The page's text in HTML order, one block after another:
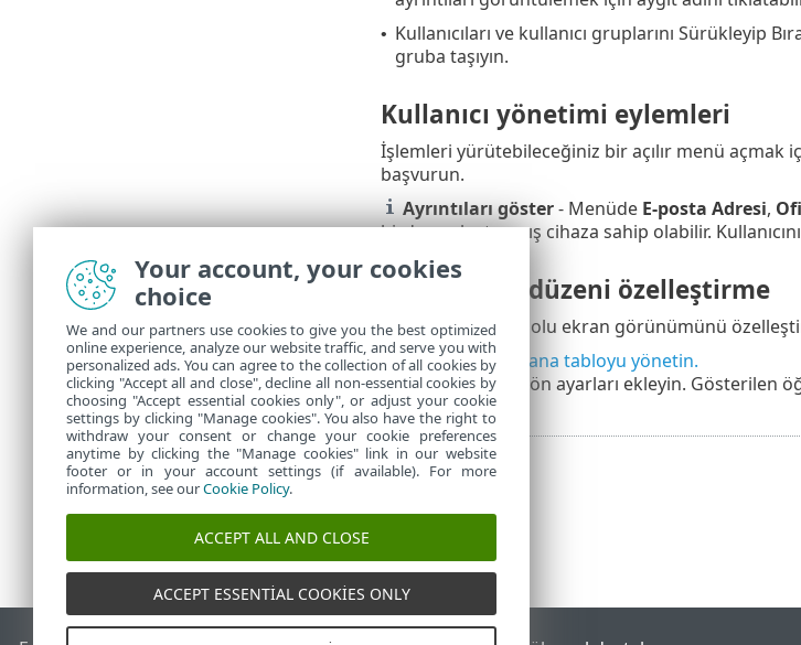
• Kullanıcıları ve kullanıcı gruplarını Sürükleyip
gruba taşıyın.
Kullanıcı yönetimi eylemleri
İşlemleri yürütebileceğiniz bir açılır menü açmak
başvurun.
Ayrıntıları göster- Menüde E-posta Adresi,
birden çok atanmış cihaza sahip olabilir.
Filtreleri ve düzeni özelleştirme
Mevcut Web Konsolu ekran görünümünü
• Yan paneli ve ana tabloyu yönetin.
• Filtre vefiltre ön ayarları ekleyin. Gösterilen
Your account, your cookies
choice
We and our partners use cookies to give you the best optimized
online experience, analyze our website traffic, and serve you with
personalized ads. You can agree to the collection of all cookies by
clicking "Accept all and close", decline all non-essential cookies by
choosing "Accept essential cookies only", or adjust your cookie
settings by clicking "Manage cookies". You also have the right to
withdraw your consent or change your cookie preferences
anytime by clicking the "Manage cookies" link in our website
footer or in your account settings (if available). For more
information, see ourCookie Policy.
ACCEPT ALL AND CLOSE
ACCEPT ESSENTIAL COOKIES ONLY